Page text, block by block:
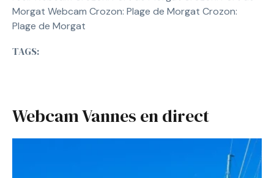
Morgat Webcam Crozon: Plage de Morgat Crozon:
Plage de Morgat
TAGS:
Webcam Vannes en direct